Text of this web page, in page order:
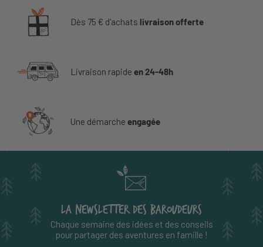
Dès 75 € d'achats livraison offerte
Livraison rapide en 24-48h
Une démarche engagée
LA NEWSLETTER DES BAROUDEURS
Chaque semaine des idées et des conseils
pour partager des aventures en famille !